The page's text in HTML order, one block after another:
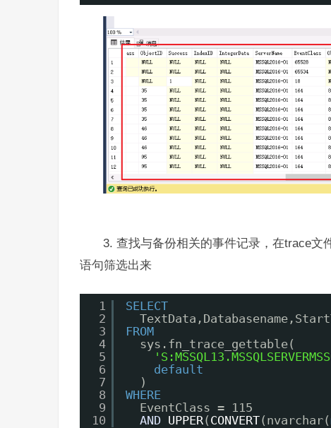
3. 查找与备份相关的事件记录，在trace文
语句筛选出来
1
2
3
4
5
6
7
8
9
10
SELECT
FROM
sys.fn_trace_gettable(
default
)
WHERE
EventClass = 115
AND
UPPER( CONVERT(nvarchar(